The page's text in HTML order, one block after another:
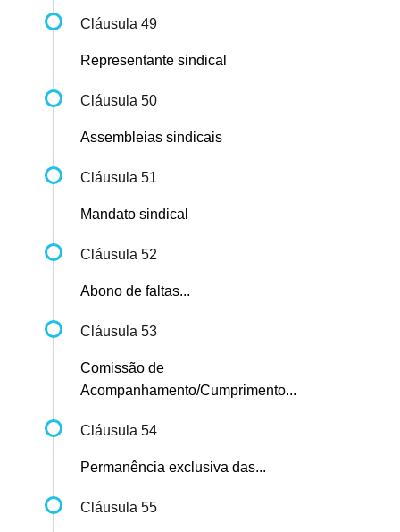
Cláusula 49
Representante sindical
Cláusula 50
Assembleias sindicais
Cláusula 51
Mandato sindical
Cláusula 52
Abono de faltas...
Cláusula 53
Comissão de
Acompanhamento/Cumprimento...
Cláusula 54
Permanência exclusiva das...
Cláusula 55